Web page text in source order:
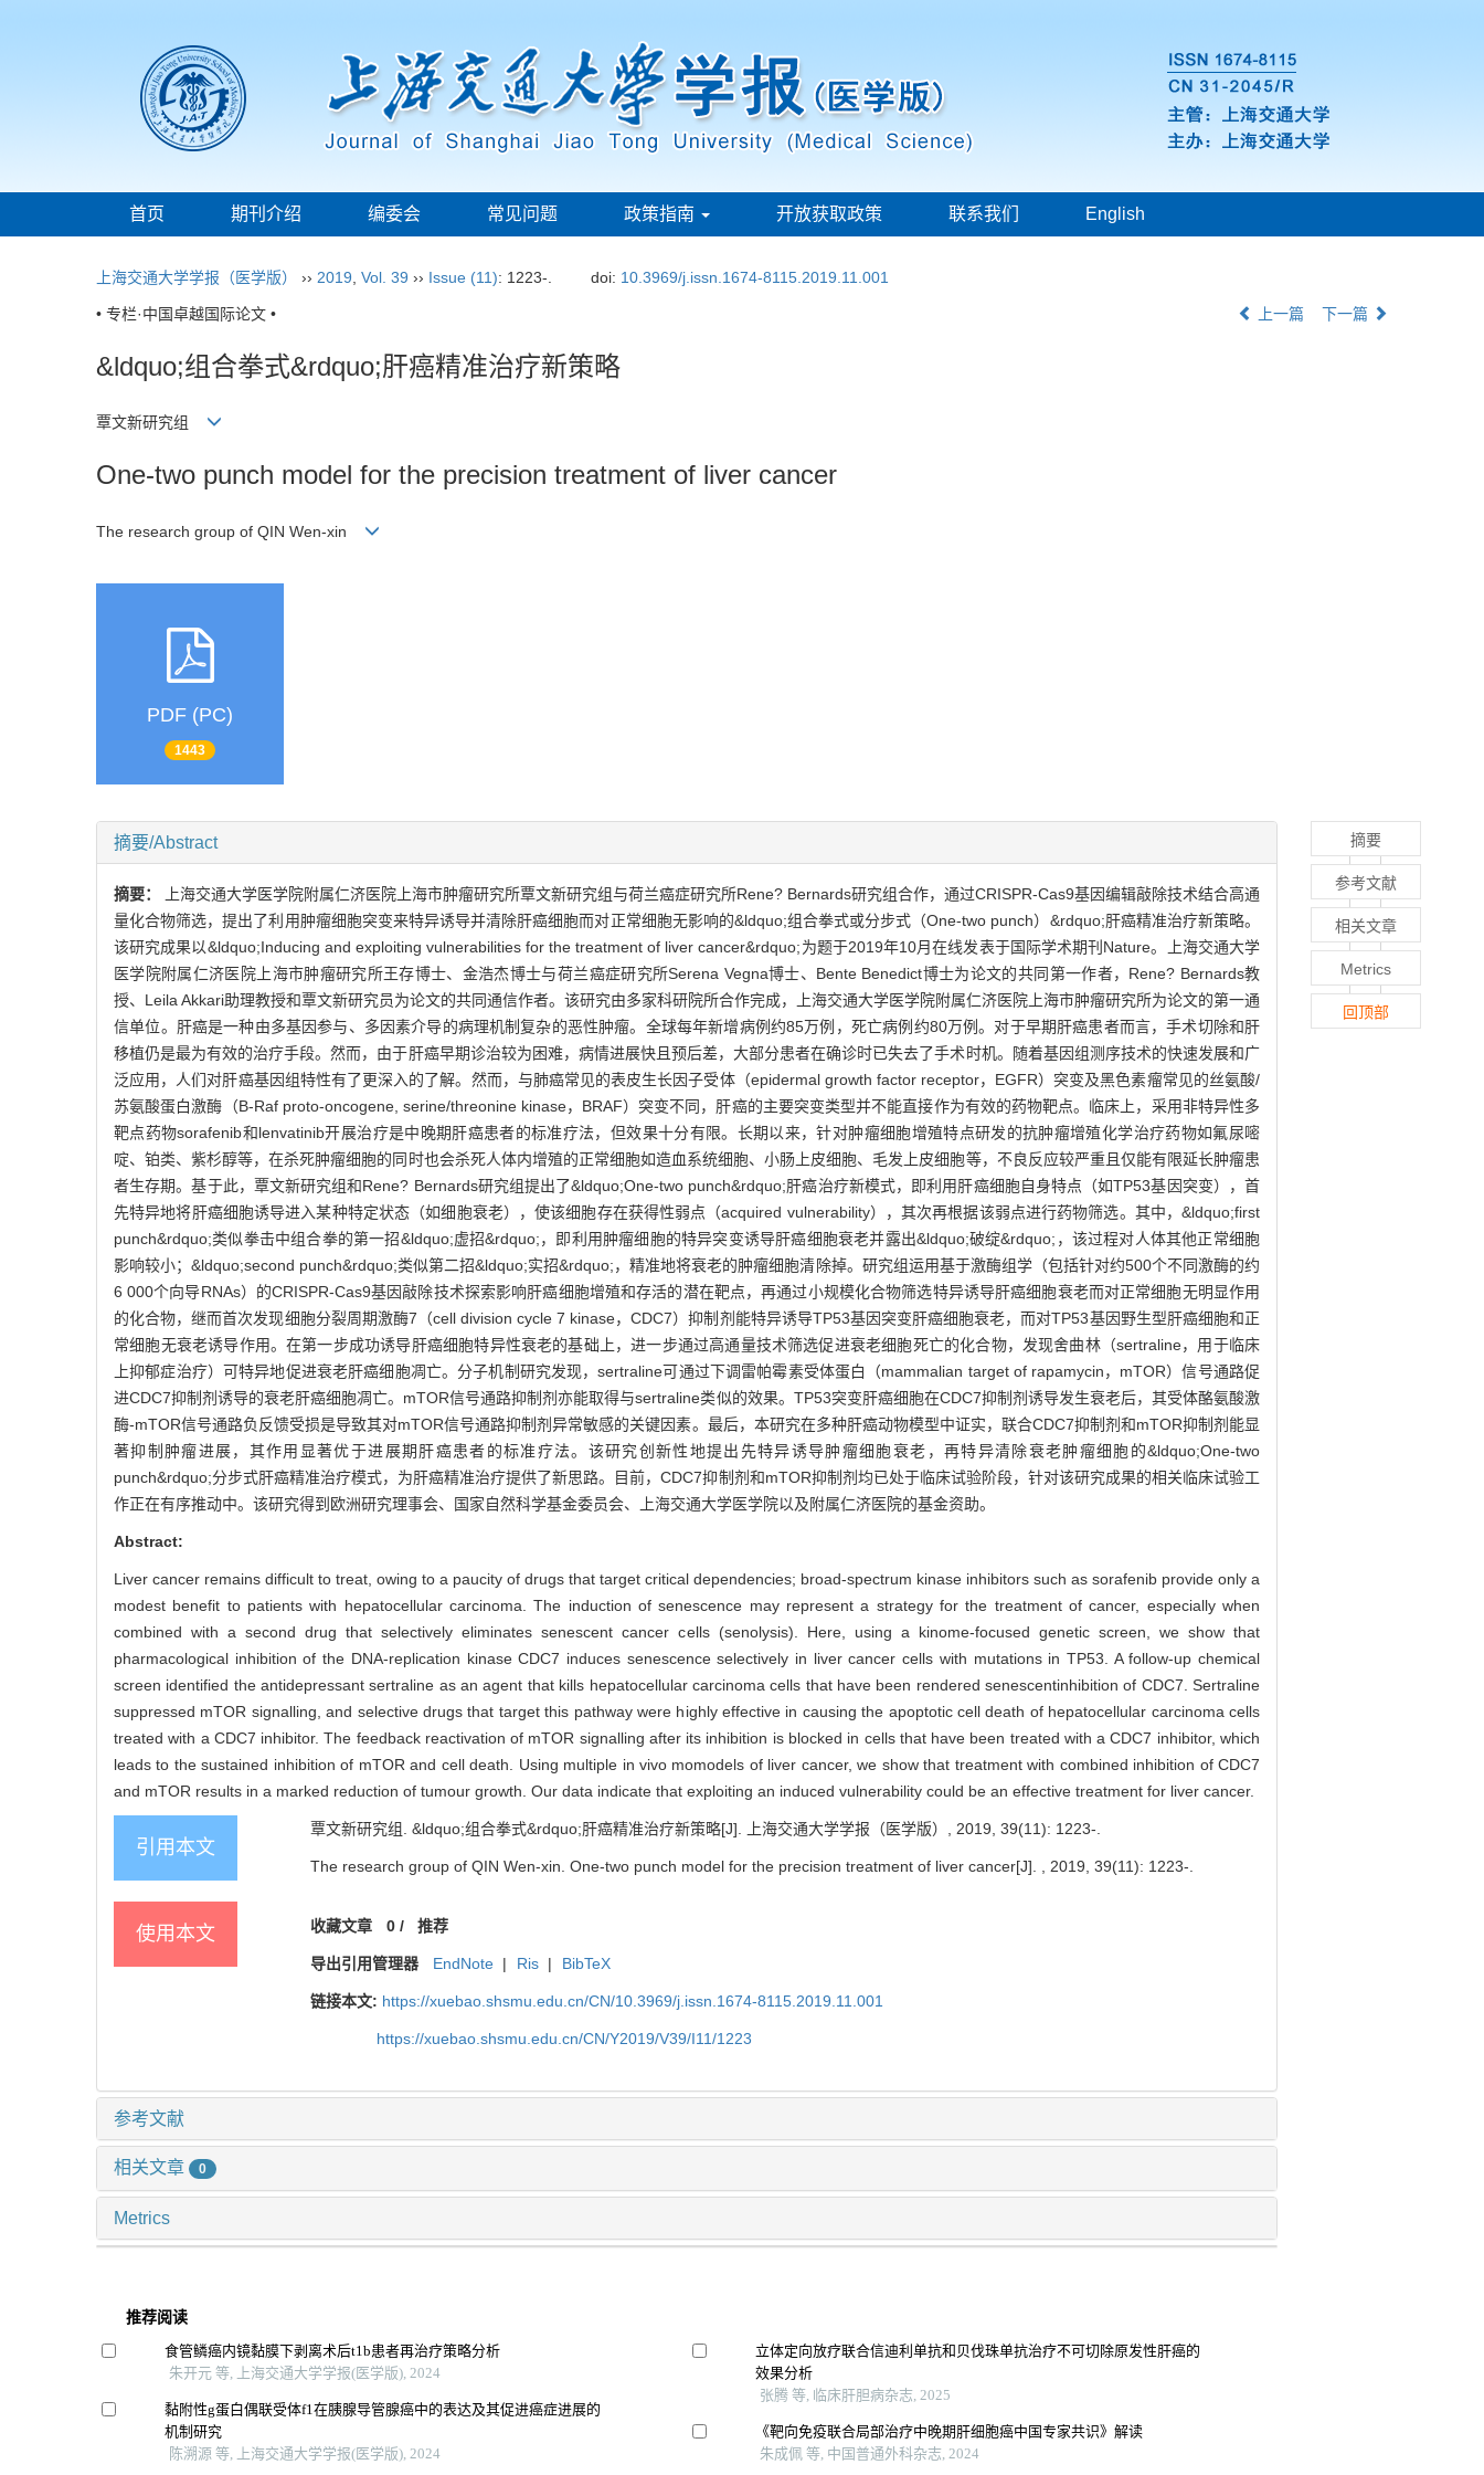
首页 期刊介绍 编委会 常见问题 政策指南 开放获取政策 联系我们 English
上海交通大学学报（医学版） ›› 2019 Vol. 39 ›› Issue (11): 1223-. doi: 10.3969/j.issn.1674-8115.2019.11.001
• 专栏·中国卓越国际论文 • 上一篇 下一篇
&ldquo;组合拳式&rdquo;肝癌精准治疗新策略
覃文新研究组
One-two punch model for the precision treatment of liver cancer
The research group of QIN Wen-xin
PDF (PC)
1443
摘要/Abstract
摘要：
上海交通大学医学院附属仁济医院上海市肿瘤研究所覃文新研究组与荷兰癌症研究所Rene? Bernards研究组合作，通过CRISPR-Cas9基因编辑敲除技术结合高通
量化合物筛选，提出了利用肿瘤细胞突变来特异诱导并清除肝癌细胞而对正常细胞无影响的&ldquo;组合拳式或分步式（One-two punch）&rdquo;肝癌精准治疗新策略。
该研究成果以&ldquo;Inducing and exploiting vulnerabilities for the treatment of liver cancer&rdquo;为题于2019年10月在线发表于国际学术期刊Nature。上海交通大学
医学院附属仁济医院上海市肿瘤研究所王存博士、金浩杰博士与荷兰癌症研究所Serena Vegna博士、Bente Benedict博士为论文的共同第一作者，Rene? Bernards教
授、Leila Akkari助理教授和覃文新研究员为论文的共同通信作者。该研究由多家科研院所合作完成，上海交通大学医学院附属仁济医院上海市肿瘤研究所为论文的第一通
信单位。肝癌是一种由多基因参与、多因素介导的病理机制复杂的恶性肿瘤。全球每年新增病例约85万例，死亡病例约80万例。对于早期肝癌患者而言，手术切除和肝
移植仍是最为有效的治疗手段。然而，由于肝癌早期诊治较为困难，病情进展快且预后差，大部分患者在确诊时已失去了手术时机。随着基因组测序技术的快速发展和广
泛应用，人们对肝癌基因组特性有了更深入的了解。然而，与肺癌常见的表皮生长因子受体（epidermal growth factor receptor，EGFR）突变及黑色素瘤常见的丝氨酸/
苏氨酸蛋白激酶（B-Raf proto-oncogene, serine/threonine kinase，BRAF）突变不同，肝癌的主要突变类型并不能直接作为有效的药物靶点。临床上，采用非特异性多
靶点药物sorafenib和lenvatinib开展治疗是中晚期肝癌患者的标准疗法，但效果十分有限。长期以来，针对肿瘤细胞增殖特点研发的抗肿瘤增殖化学治疗药物如氟尿嘧
啶、铂类、紫杉醇等，在杀死肿瘤细胞的同时也会杀死人体内增殖的正常细胞如造血系统细胞、小肠上皮细胞、毛发上皮细胞等，不良反应较严重且仅能有限延长肿瘤患
者生存期。基于此，覃文新研究组和Rene? Bernards研究组提出了&ldquo;One-two punch&rdquo;肝癌治疗新模式，即利用肝癌细胞自身特点（如TP53基因突变），首
先特异地将肝癌细胞诱导进入某种特定状态（如细胞衰老），使该细胞存在获得性弱点（acquired vulnerability），其次再根据该弱点进行药物筛选。其中，&ldquo;first
punch&rdquo;类似拳击中组合拳的第一招&ldquo;虚招&rdquo;，即利用肿瘤细胞的特异突变诱导肝癌细胞衰老并露出&ldquo;破绽&rdquo;，该过程对人体其他正常细胞
影响较小；&ldquo;second punch&rdquo;类似第二招&ldquo;实招&rdquo;，精准地将衰老的肿瘤细胞清除掉。研究组运用基于激酶组学（包括针对约500个不同激酶的约
6 000个向导RNAs）的CRISPR-Cas9基因敲除技术探索影响肝癌细胞增殖和存活的潜在靶点，再通过小规模化合物筛选特异诱导肝癌细胞衰老而对正常细胞无明显作用
的化合物，继而首次发现细胞分裂周期激酶7（cell division cycle 7 kinase，CDC7）抑制剂能特异诱导TP53基因突变肝癌细胞衰老，而对TP53基因野生型肝癌细胞和正
常细胞无衰老诱导作用。在第一步成功诱导肝癌细胞特异性衰老的基础上，进一步通过高通量技术筛选促进衰老细胞死亡的化合物，发现舍曲林（sertraline，用于临床
上抑郁症治疗）可特异地促进衰老肝癌细胞凋亡。分子机制研究发现，sertraline可通过下调雷帕霉素受体蛋白（mammalian target of rapamycin，mTOR）信号通路促
进CDC7抑制剂诱导的衰老肝癌细胞凋亡。mTOR信号通路抑制剂亦能取得与sertraline类似的效果。TP53突变肝癌细胞在CDC7抑制剂诱导发生衰老后，其受体酪氨酸激
酶-mTOR信号通路负反馈受损是导致其对mTOR信号通路抑制剂异常敏感的关键因素。最后，本研究在多种肝癌动物模型中证实，联合CDC7抑制剂和mTOR抑制剂能显
著抑制肿瘤进展，其作用显著优于进展期肝癌患者的标准疗法。该研究创新性地提出先特异诱导肿瘤细胞衰老，再特异清除衰老肿瘤细胞的&ldquo;One-two
punch&rdquo;分步式肝癌精准治疗模式，为肝癌精准治疗提供了新思路。目前，CDC7抑制剂和mTOR抑制剂均已处于临床试验阶段，针对该研究成果的相关临床试验工
作正在有序推动中。该研究得到欧洲研究理事会、国家自然科学基金委员会、上海交通大学医学院以及附属仁济医院的基金资助。
Abstract:
Liver cancer remains difficult to treat, owing to a paucity of drugs that target critical dependencies; broad-spectrum kinase inhibitors such as sorafenib provide only a
modest benefit to patients with hepatocellular carcinoma. The induction of senescence may represent a strategy for the treatment of cancer, especially when
combined with a second drug that selectively eliminates senescent cancer cells (senolysis). Here, using a kinome-focused genetic screen, we show that
pharmacological inhibition of the DNA-replication kinase CDC7 induces senescence selectively in liver cancer cells with mutations in TP53. A follow-up chemical
screen identified the antidepressant sertraline as an agent that kills hepatocellular carcinoma cells that have been rendered senescentinhibition of CDC7. Sertraline
suppressed mTOR signalling, and selective drugs that target this pathway were highly effective in causing the apoptotic cell death of hepatocellular carcinoma cells
treated with a CDC7 inhibitor. The feedback reactivation of mTOR signalling after its inhibition is blocked in cells that have been treated with a CDC7 inhibitor, which
leads to the sustained inhibition of mTOR and cell death. Using multiple in vivo momodels of liver cancer, we show that treatment with combined inhibition of CDC7
and mTOR results in a marked reduction of tumour growth. Our data indicate that exploiting an induced vulnerability could be an effective treatment for liver cancer.
引用本文
覃文新研究组. &ldquo;组合拳式&rdquo;肝癌精准治疗新策略[J]. 上海交通大学学报（医学版）, 2019, 39(11): 1223-.
The research group of QIN Wen-xin. One-two punch model for the precision treatment of liver cancer[J]. , 2019, 39(11): 1223-.
使用本文 收藏文章 0/ 推荐
导出引用管理器 EndNote | Ris | BibTeX
链接本文: https://xuebao.shsmu.edu.cn/CN/10.3969/j.issn.1674-8115.2019.11.001
https://xuebao.shsmu.edu.cn/CN/Y2019/V39/I11/1223
参考文献
相关文章 0
Metrics
推荐阅读
食管鳞癌内镜黏膜下剥离术后t1b患者再治疗策略分析
朱开元 等, 上海交通大学学报(医学版), 2024
黏附性g蛋白偶联受体f1在胰腺导管腺癌中的表达及其促进癌症进展的
机制研究
陈溯源 等, 上海交通大学学报(医学版), 2024
立体定向放疗联合信迪利单抗和贝伐珠单抗治疗不可切除原发性肝癌的
效果分析
张腾 等, 临床肝胆病杂志, 2025
《靶向免疫联合局部治疗中晚期肝细胞癌中国专家共识》解读
朱成佩 等, 中国普通外科杂志, 2024
摘要
参考文献
相关文章
Metrics
回顶部